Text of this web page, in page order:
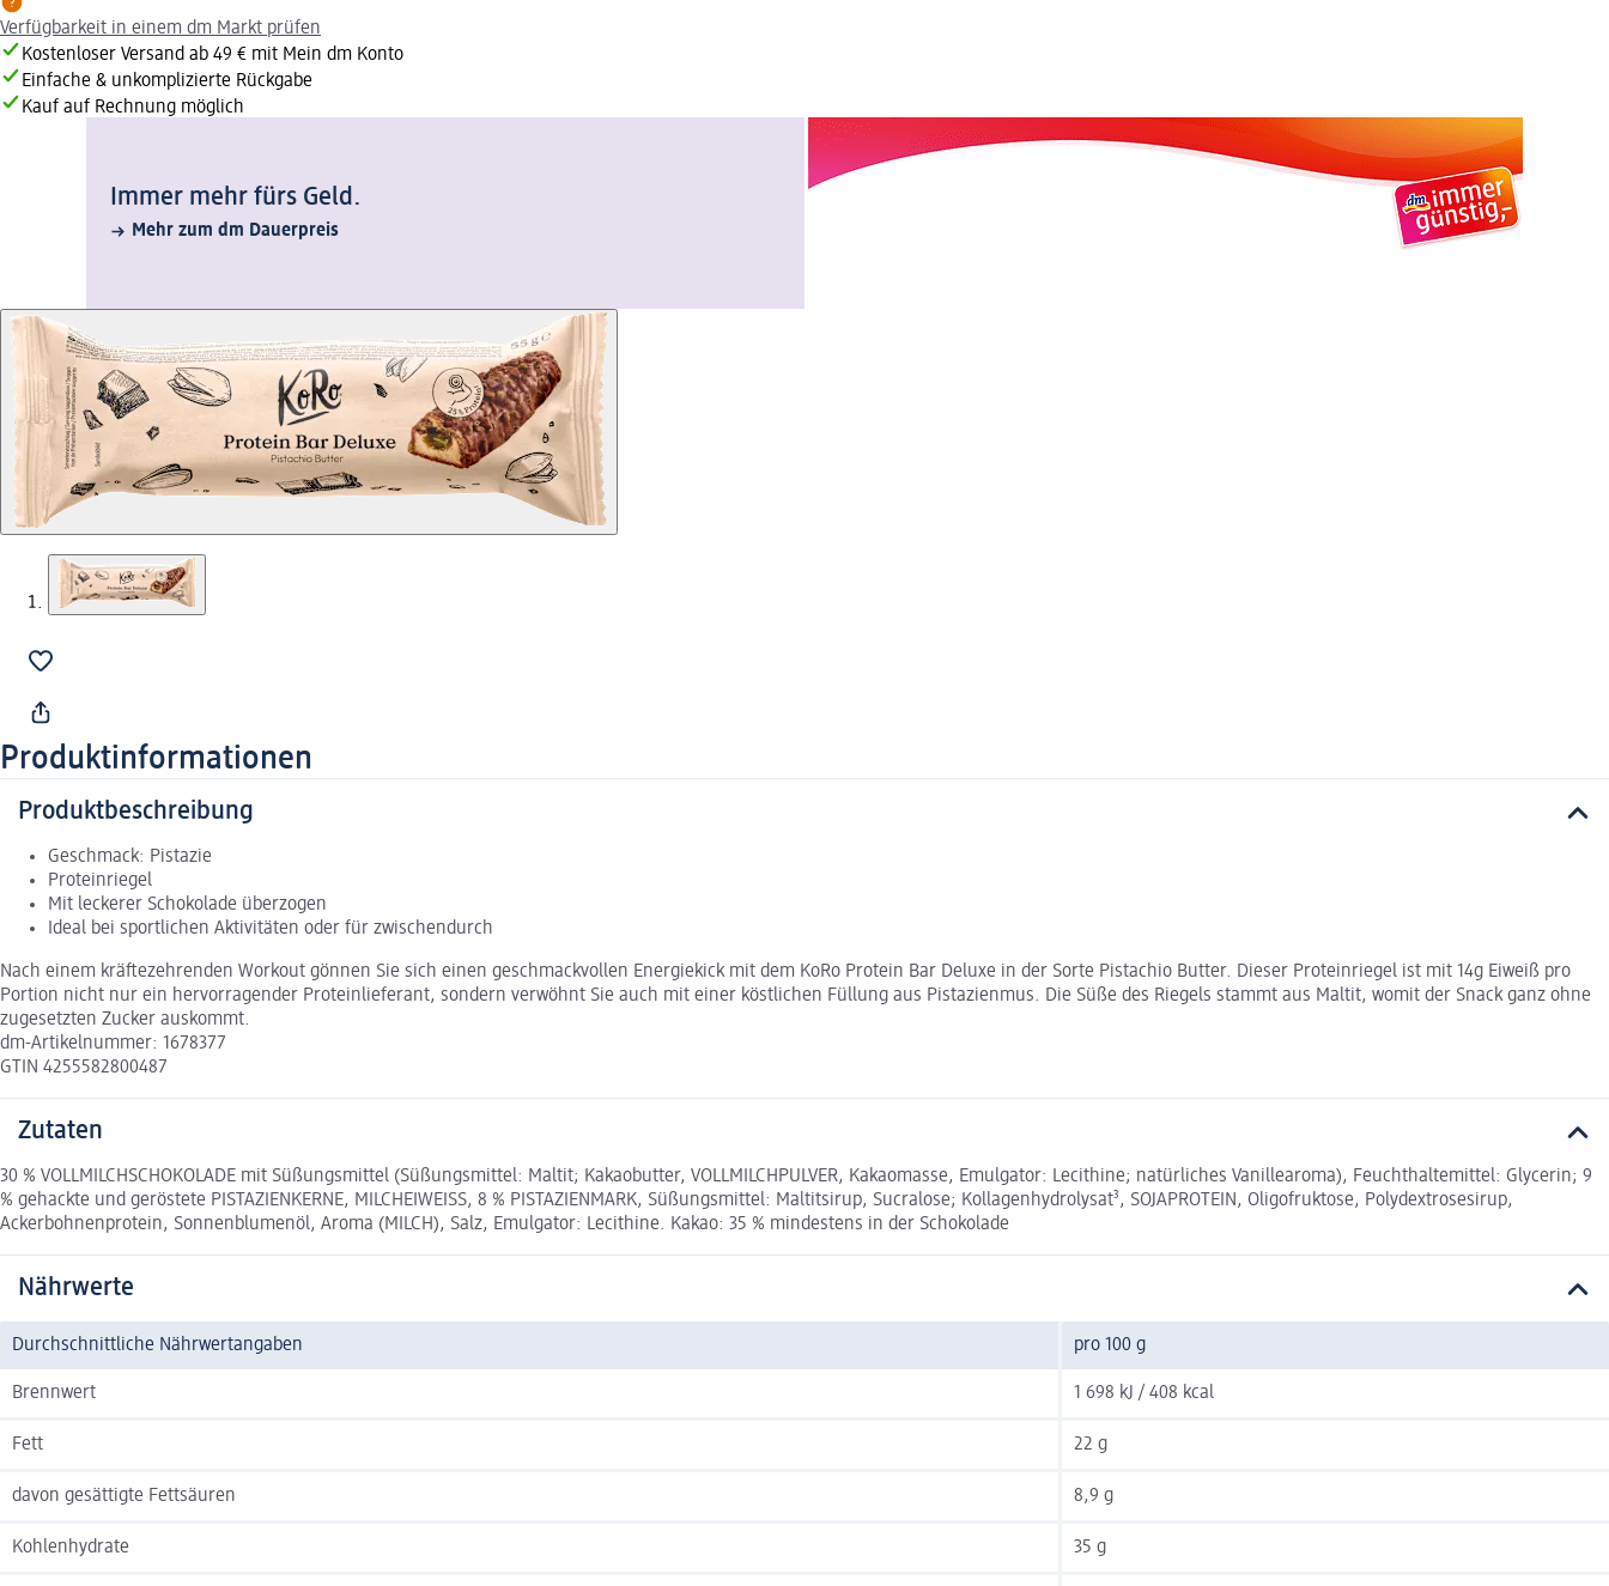
Verfügbarkeit in einem dm Markt prüfen
Kostenloser Versand ab 49 € mit Mein dm Konto
Einfache & unkomplizierte Rückgabe
Kauf auf Rechnung möglich
Immer mehr fürs Geld.
Mehr zum dm Dauerpreis
Produktinformationen
Produktbeschreibung
Geschmack: Pistazie
Proteinriegel
Mit leckerer Schokolade überzogen
Ideal bei sportlichen Aktivitäten oder für zwischendurch
Nach einem kräftezehrenden Workout gönnen Sie sich einen geschmackvollen Energiekick mit dem KoRo Protein Bar Deluxe in der Sorte Pistachio Butter. Dieser Proteinriegel ist mit 14g Eiweiß pro
Portion nicht nur ein hervorragender Proteinlieferant, sondern verwöhnt Sie auch mit einer köstlichen Füllung aus Pistazienmus. Die Süße des Riegels stammt aus Maltit, womit der Snack ganz ohne
zugesetzten Zucker auskommt.
dm-Artikelnummer: 1678377
GTIN 4255582800487
Zutaten
30 % VOLLMILCHSCHOKOLADE mit Süßungsmittel (Süßungsmittel: Maltit; Kakaobutter, VOLLMILCHPULVER, Kakaomasse, Emulgator: Lecithine; natürliches Vanillearoma), Feuchthaltemittel: Glycerin; 9
% gehackte und geröstete PISTAZIENKERNE, MILCHEIWEISS, 8 % PISTAZIENMARK, Süßungsmittel: Maltitsirup, Sucralose; Kollagenhydrolysat³, SOJAPROTEIN, Oligofruktose, Polydextrosesirup,
Ackerbohnenprotein, Sonnenblumenöl, Aroma (MILCH), Salz, Emulgator: Lecithine. Kakao: 35 % mindestens in der Schokolade
Nährwerte
Durchschnittliche Nährwertangaben pro 100 g
Brennwert 1 698 kJ / 408 kcal
Fett 22 g
davon gesättigte Fettsäuren 8,9 g
Kohlenhydrate 35 g